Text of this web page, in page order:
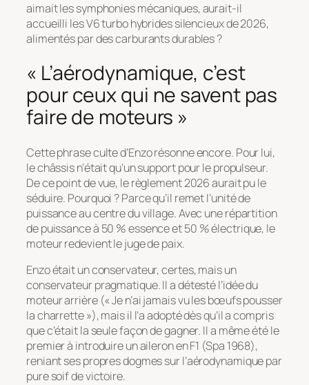
aimait les symphonies mécaniques, aurait-il
accueilli les V6 turbo hybrides silencieux de 2026,
alimentés par des carburants durables ?
« L’aérodynamique, c’est
pour ceux qui ne savent pas
faire de moteurs »
Cette phrase culte d’Enzo résonne encore. Pour lui,
le châssis n’était qu’un support pour le propulseur.
De ce point de vue, le règlement 2026 aurait pu le
séduire. Pourquoi ? Parce qu’il remet l’unité de
puissance au centre du village. Avec une répartition
de puissance à 50 % essence et 50 % électrique, le
moteur redevient le juge de paix.
Enzo était un conservateur, certes, mais un
conservateur pragmatique. Il a détesté l’idée du
moteur arrière (« Je n’ai jamais vu les bœufs pousser
la charrette »), mais il l’a adopté dès qu’il a compris
que c’était la seule façon de gagner. Il a même été le
premier à introduire un aileron en F1 (Spa 1968),
reniant ses propres dogmes sur l’aérodynamique par
pure soif de victoire.